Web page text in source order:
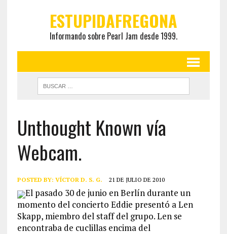
ESTUPIDAFREGONA
Informando sobre Pearl Jam desde 1999.
Unthought Known vía
Webcam.
POSTED BY: VÍCTOR D. S. G. 21 DE JULIO DE 2010
El pasado 30 de junio en Berlín durante un
momento del concierto Eddie presentó a Len
Skapp, miembro del staff del grupo. Len se
encontraba de cuclillas encima del